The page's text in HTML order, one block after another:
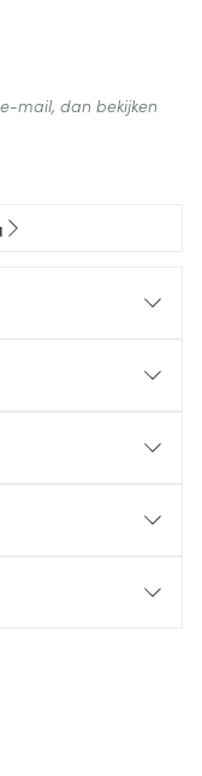
mail, dan bekijken